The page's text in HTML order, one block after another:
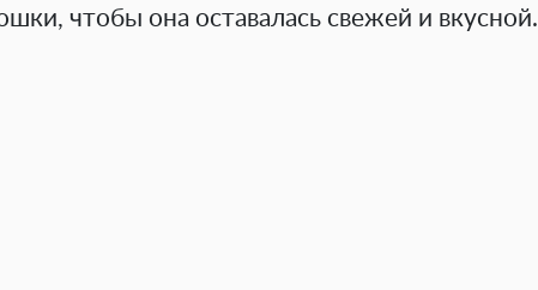
чтобы она оставалась свежей и вкусной.